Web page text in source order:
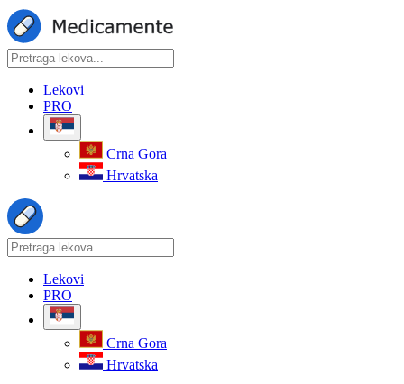
Lekovi
PRO
Crna Gora
Hrvatska
Lekovi
PRO
Crna Gora
Hrvatska